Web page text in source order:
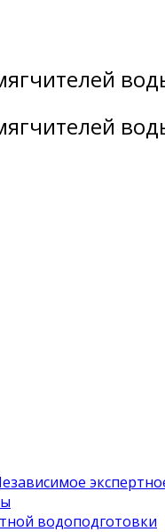
водоподготовки